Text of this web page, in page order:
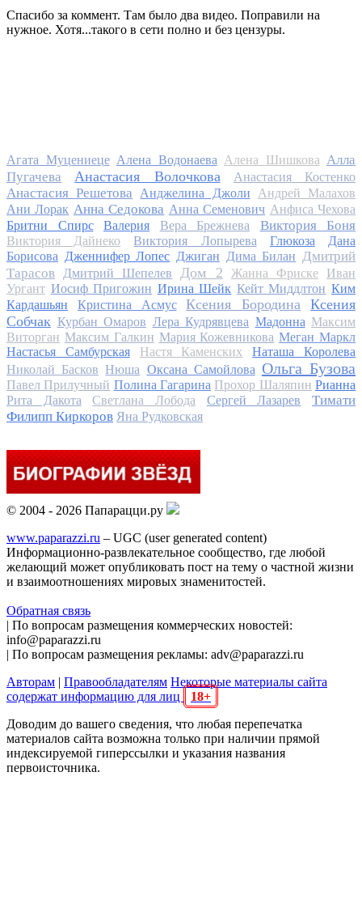
Спасибо за коммент. Там было два видео. Поправили на
нужное. Хотя...такого в сети полно и без цензуры.
Агата Муцениеце Алена Водонаева Алена Шишкова Алла
Пугачева
Анастасия Волочкова Анастасия Костенко
Анастасия Решетова Анджелина Джоли
Андрей Малахов
Ани Лорак Анна Седокова Анна Семенович Анфиса Чехова
Бритни Спирс
Валерия Вера Брежнева Виктория Боня
Виктория Дайнеко Виктория Лопырева Глюкоза
Дана
Борисова Дженнифер Лопес Джиган Дима Билан Дмитрий
Тарасов
Дмитрий Шепелев Дом 2 Жанна Фриске
Иван
Ургант Иосиф Пригожин Ирина Шейк Кейт Миддлтон Ким
Кардашьян
Кристина Асмус Ксения Бородина
Ксения
Собчак Курбан Омаров Лера Кудрявцева Мадонна Максим
Виторган Максим Галкин Мария Кожевникова Меган Маркл
Настасья Самбурская
Настя Каменских
Наташа Королева
Николай Басков Нюша Оксана Самойлова Ольга Бузова
Павел Прилучный Полина Гагарина Прохор Шаляпин Рианна
Рита Дакота
Светлана Лобода Сергей Лазарев
Тимати
Филипп Киркоров Яна Рудковская
© 2004 - 2026 Папарацци.ру
www.paparazzi.ru – UGC (user generated content)
Информационно-развлекательное сообщество, где любой
желающий может опубликовать пост на тему о частной жизни
и взаимоотношениях мировых знаменитостей.
Обратная связь
| По вопросам размещения коммерческих новостей:
info@paparazzi.ru
| По вопросам размещения рекламы: adv@paparazzi.ru
Авторам | Правообладателям Некоторые материалы сайта
содержат информацию для лиц
18+
Доводим до вашего сведения, что любая перепечатка
материалов сайта возможна только при наличии прямой
индексируемой гиперссылки и указания названия
первоисточника.